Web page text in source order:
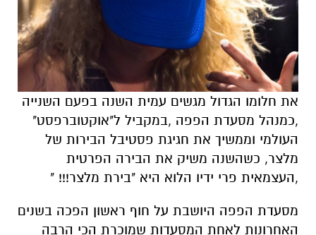
את חלומו הגדול מגשים עמית השנה בפעם השנייה
,כמנהל מסעדת הפפה ,במקביל ל"אוקטוברפסט"
העולמי וממשיך את חגיגת פסטיבל הבירות של
מלצר, כשהשנה משיק את הבירה הפרטית
,העצמאית פרי ידיו הלוא היא "בירת מלצר!!! "
מסעדת הפפה היושבת על חוף ראשון הפכה בשנים
האחרונות לאחת המסעדות שמוכרת הכי הרבה